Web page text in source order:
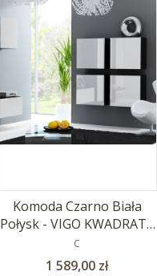
Komoda Czarno Biała
Połysk - VIGO KWADRAT -
100cm
PRODUCENT
C
Cena
1 589,00 zł